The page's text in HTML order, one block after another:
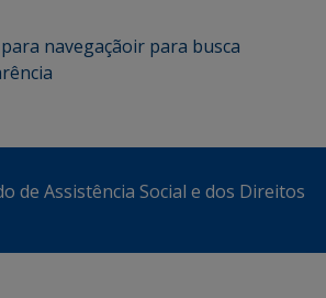
navegaçãoir para busca
de Assistência Social e dos Direitos